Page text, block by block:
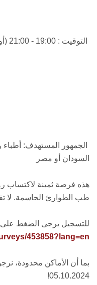
التوقيت : 19:00 - 21:00 (أونلاين)
الجمهور المستهدف:
السودان أو مصر
هذه فرصة ثمينة لاكتساب
طب الطوارئ الحاسمة. لا
للتسجيل يرجى الضغط على
453858?lang=en
بما أن الأماكن محدودة،
05.10.2024!